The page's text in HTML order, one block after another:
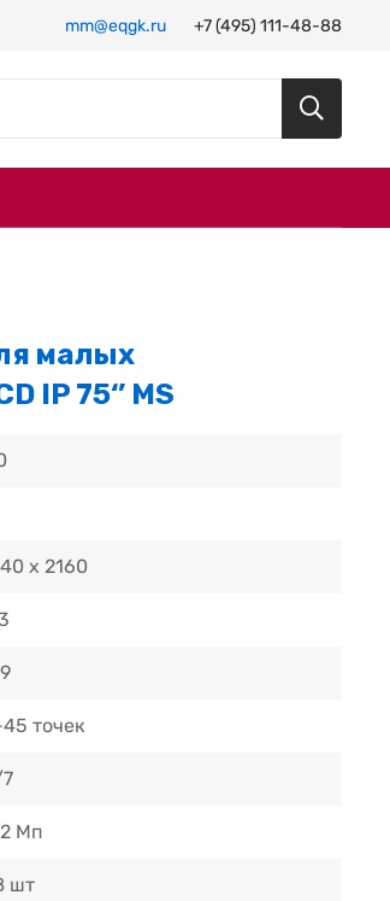
mm@eqgk.ru +7 (495) 111-48-88
малых
IP 75‘’ MS
x 2160
точек
Мп
шт